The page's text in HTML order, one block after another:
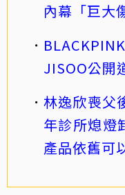
內幕「巨大
JISOO公開
林逸欣喪父
年診所熄
產品依舊可